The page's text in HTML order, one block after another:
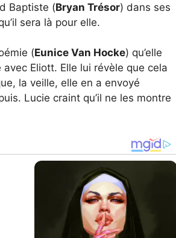
Baptiste (Bryan Trésor) dans ses
sera là pour elle.
(Eunice Van Hocke) qu’elle
Eliott. Elle lui révèle que cela
la veille, elle en a envoyé
Lucie craint qu’il ne les montre